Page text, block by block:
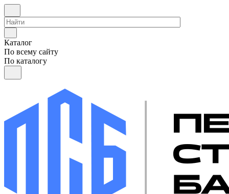
Каталог
По всему сайту
По каталогу